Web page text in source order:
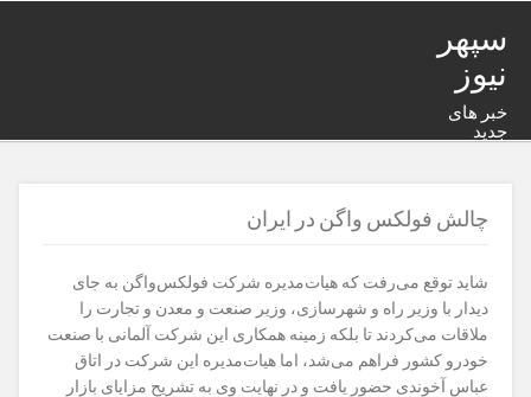
سپهر
نیوز
خبر های
جدید
چالش فولکس واگن در ایران
شاید توقع می‌رفت که هیات‌مدیره شرکت فولکس‌واگن به جای
دیدار با وزیر راه و شهرسازی، وزیر صنعت و معدن و تجارت را
ملاقات می‌کردند تا بلکه زمینه همکاری این شرکت آلمانی با صنعت
خودرو کشور فراهم می‌شد، اما هیات‌مدیره این شرکت در اتاق
عباس آخوندی حضور یافت و در نهایت وی به تشریح مزایای بازار